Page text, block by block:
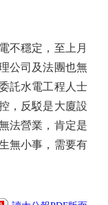
穩定，至上月
公司及法團也無
託水電工程人士
，反駁是大廈設
法營業，肯定是
無小事，需要有